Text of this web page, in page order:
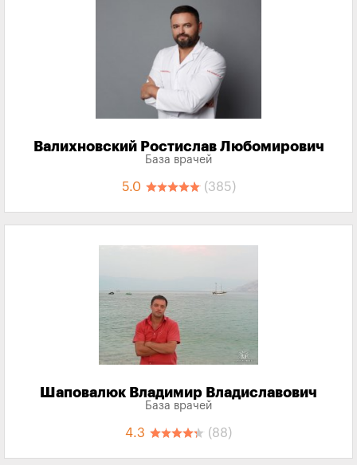
Валихновский Ростислав Любомирович
База врачей
5.0 (385)
Шаповалюк Владимир Владиславович
База врачей
4.3 (88)